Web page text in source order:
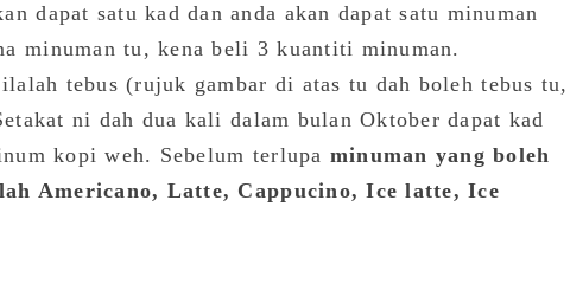
dapat satu kad dan anda akan dapat satu minuman
minuman tu, kena beli 3 kuantiti minuman.
tebus (rujuk gambar di atas tu dah boleh tebus tu,
ni dah dua kali dalam bulan Oktober dapat kad
kopi weh. Sebelum terlupa minuman yang boleh
Americano, Latte, Cappucino, Ice latte, Ice